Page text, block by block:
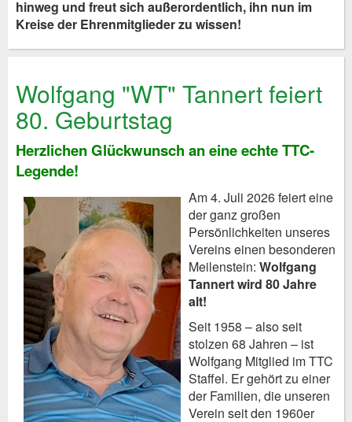
hinweg und freut sich außerordentlich, ihn nun im
Kreise der Ehrenmitglieder zu wissen!
Wolfgang "WT" Tannert feiert
80. Geburtstag
Herzlichen Glückwunsch an eine echte TTC-
Legende!
Am 4. Juli 2026 feiert eine
der ganz großen
Persönlichkeiten unseres
Vereins einen besonderen
Meilenstein: Wolfgang
Tannert wird 80 Jahre
alt!
Seit 1958 – also seit
stolzen 68 Jahren – ist
Wolfgang Mitglied im TTC
Staffel. Er gehört zu einer
der Familien, die unseren
Verein seit den 1960er